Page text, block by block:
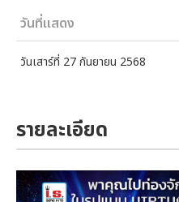
วันที่แสดง
วันเสาร์ที่ 27 กันยายน 2568
รายละเอียด